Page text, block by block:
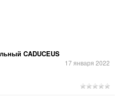
CADUCEUS
17 января 2022